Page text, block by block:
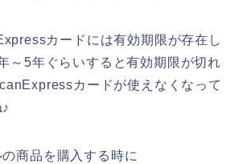
カードには有効期限が存在し
～5年ぐらいすると有効期限が切れ
カードが使えなくなって
商品を購入する時に